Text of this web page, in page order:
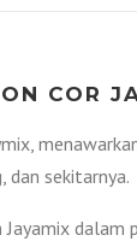
COR
dan sekitarnya.
Jayamix dalam